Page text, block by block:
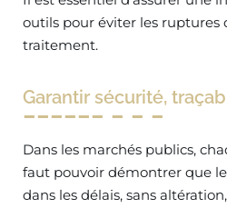
outils pour éviter les ruptures
traitement.
Garantir sécurité,
Dans les marchés publics,
faut pouvoir démontrer que
dans les délais, sans